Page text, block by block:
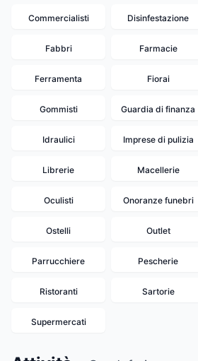
Commercialisti Disinfestazione
Fabbri Farmacie
Ferramenta Fiorai
Gommisti Guardia di finanza
Idraulici Imprese di pulizia
Librerie Macellerie
Oculisti Onoranze funebri
Ostelli Outlet
Parrucchiere Pescherie
Ristoranti Sartorie
Supermercati